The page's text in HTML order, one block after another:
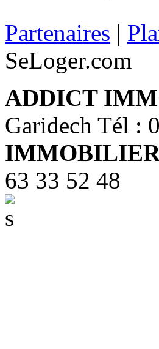
Partenaires |
SeLoger.com
ADDICT
Garidech Tél :
63 33 52 48